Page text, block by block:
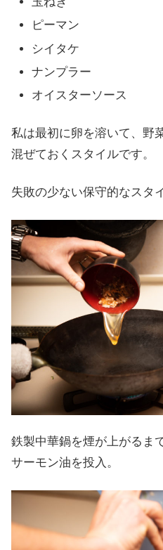
ピーマン
シイタケ
ナンプラー
オイスターソース
私は最初に卵を溶いて、野
混ぜておくスタイルです。
失敗の少ない保守的なスタ
鉄製中華鍋を煙が上がるま
サーモン油を投入。